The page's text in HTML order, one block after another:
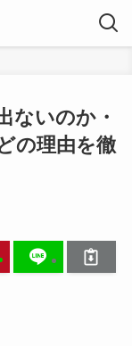
ないのか・
の理由を徹